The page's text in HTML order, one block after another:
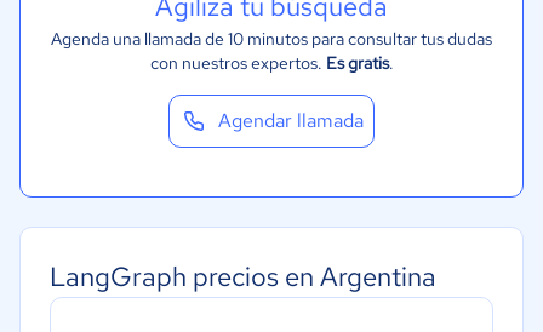
Metales y Minería
Recursos Humanos
Aeroespacial y defensa
Contabilidad
Agenda una llamada de 10 minutos para consultar tus dudas
con nuestros expertos. Es gratis.
Agendar llamada
LangGraph precios en Argentina